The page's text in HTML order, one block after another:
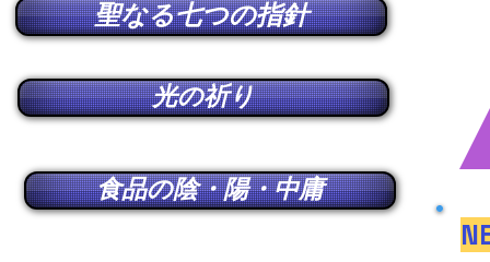
聖なる七つの指針
光の祈り
食品の陰・陽・中庸